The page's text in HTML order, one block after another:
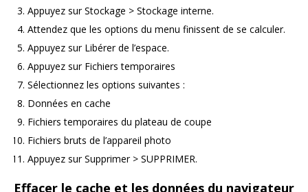
Appuyez sur Stockage > Stockage interne.
Attendez que les options du menu finissent de se calculer.
Appuyez sur Libérer de l’espace.
Appuyez sur Fichiers temporaires
Sélectionnez les options suivantes :
Données en cache
Fichiers temporaires du plateau de coupe
Fichiers bruts de l’appareil photo
Appuyez sur Supprimer > SUPPRIMER.
Effacer le cache et les données du navigateur